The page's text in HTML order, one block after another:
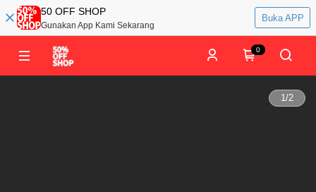
50 OFF SHOP
Gunakan App Kami Sekarang
Buka APP
0
1/2